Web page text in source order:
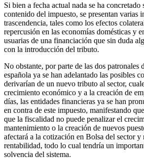
Si bien a fecha actual nada se ha concretado
contenido del impuesto, se presentan varias
trascendencia, tales como los efectos
repercusión en las economías domésticas y
usuarias de una financiación que sin duda
con la introducción del tributo.
No obstante, por parte de las dos patronales
española ya se han adelantado las posibles
derivarían de un nuevo tributo al sector,
crecimiento económico y a la creación de
días, las entidades financieras ya se han
en contra de este impuesto, manifestando
que la fiscalidad no puede penalizar el
mantenimiento o la creación de nuevos
afectará a la cotización en Bolsa del sector y
rentabilidad, todo lo cual tendría un
solvencia del sistema.